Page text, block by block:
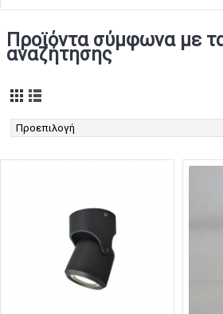
Προϊόντα σύμφωνα με
αναζήτησης